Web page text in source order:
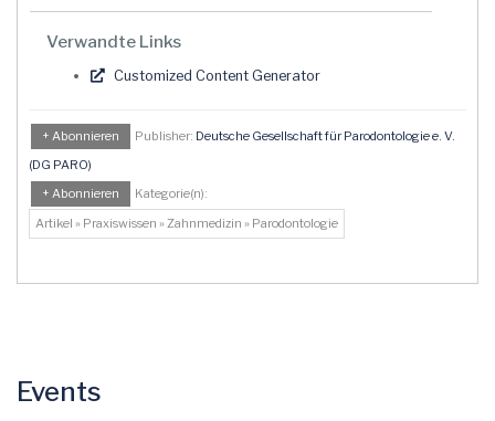
Verwandte Links
Customized Content Generator
+ Abonnieren Publisher: Deutsche Gesellschaft für Parodontologie e. V.
(DG PARO)
+ Abonnieren
Kategorie(n):
Artikel » Praxiswissen » Zahnmedizin » Parodontologie
Events